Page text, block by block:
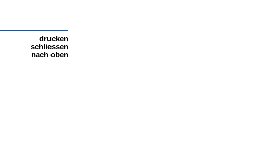
drucken
schliessen
nach oben